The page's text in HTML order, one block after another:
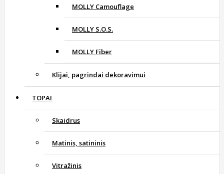
MOLLY Camouflage
MOLLY S.O.S.
MOLLY Fiber
Klijai, pagrindai dekoravimui
TOPAI
Skaidrus
Matinis, satininis
Vitražinis